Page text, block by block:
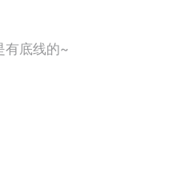
有底线的~